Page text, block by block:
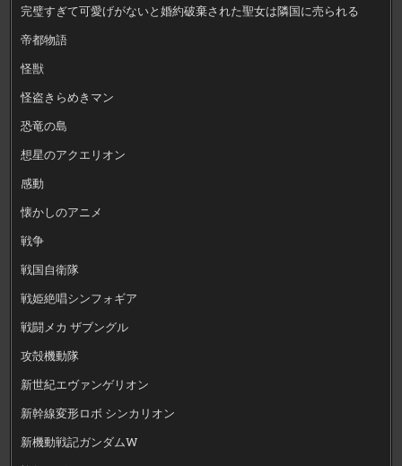
完璧すぎて可愛げがないと婚約破棄された聖女は隣国に売られる
帝都物語
怪獣
怪盗きらめきマン
恐竜の島
想星のアクエリオン
感動
懐かしのアニメ
戦争
戦国自衛隊
戦姫絶唱シンフォギア
戦闘メカ ザブングル
攻殻機動隊
新世紀エヴァンゲリオン
新幹線変形ロボ シンカリオン
新機動戦記ガンダムW